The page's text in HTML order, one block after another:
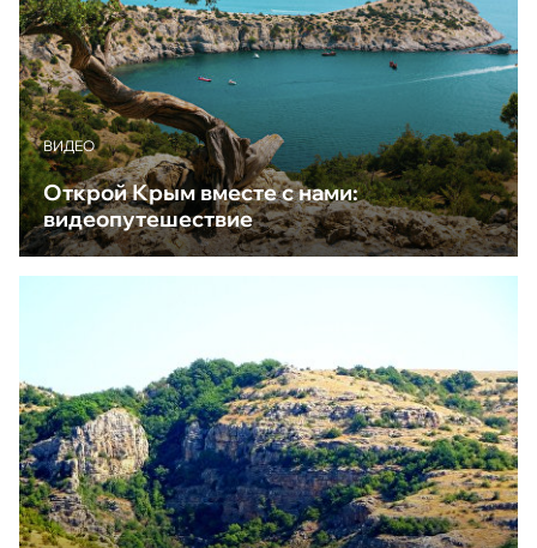
ВИДЕО
Открой Крым вместе с нами:
видеопутешествие